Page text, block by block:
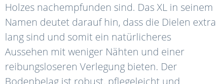
Holzes nachempfunden sind. Das XL in seinem
Namen deutet darauf hin, dass die Dielen extra
lang sind und somit ein natürlicheres
Aussehen mit weniger Nähten und einer
reibungsloseren Verlegung bieten. Der